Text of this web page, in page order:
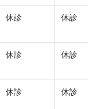
休診 休診
休診 休診
休診 休診